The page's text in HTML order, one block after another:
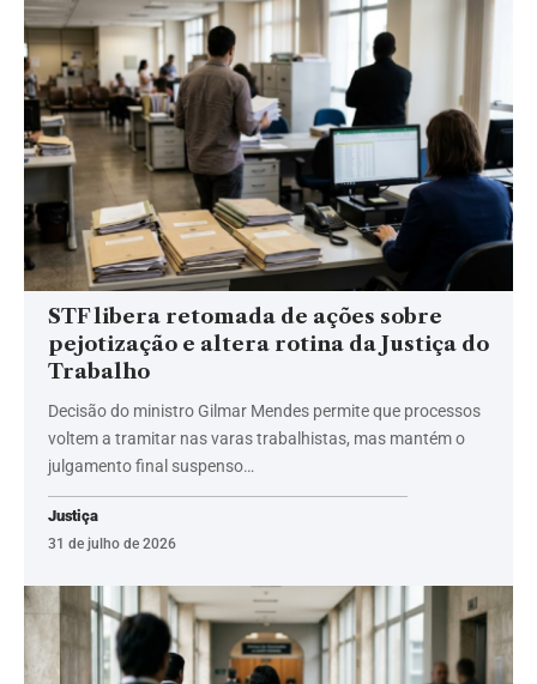
STF libera retomada de ações sobre
pejotização e altera rotina da Justiça do
Trabalho
Decisão do ministro Gilmar Mendes permite que processos
voltem a tramitar nas varas trabalhistas, mas mantém o
julgamento final suspenso…
Justiça
31 de julho de 2026